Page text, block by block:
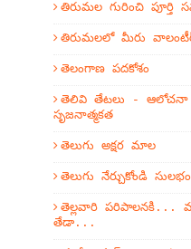
తిరుమల గురించి పూర్తి
తిరుమలలో మీరు
తెలంగాణ పదకోశం
తెలివి తేటలు - ఆలోచనా
సృజనాత్మకత
తెలుగు అక్షర మాల
తెలుగు నేర్చుకోండి
తెల్లవారి పరిపాలనకి...
తేడా...